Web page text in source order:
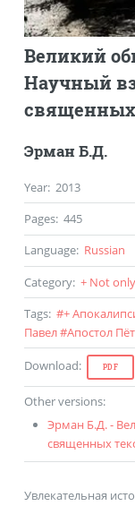
Великий
Научный
священных
Эрман Б.Д.
Year: 2013
Pages: 445
Language: Russian
Category: + Not
Tags: #+
Павел#Апостол
Download: PDF
Other versions:
Эрман Б.Д. -
священных
Увлекательная